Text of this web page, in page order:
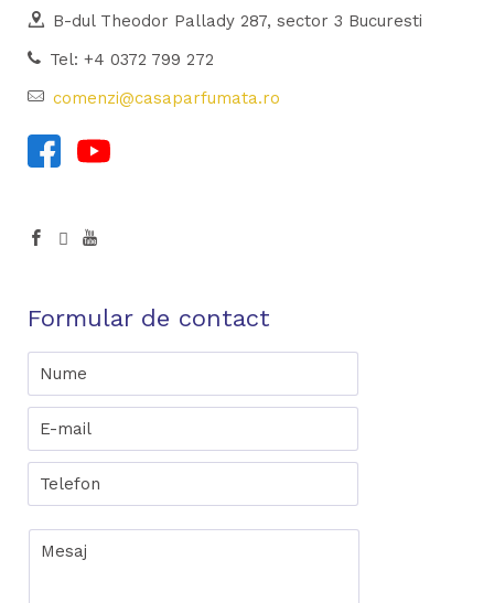
B-dul Theodor Pallady 287, sector 3 Bucuresti
Tel: +4 0372 799 272
comenzi@casaparfumata.ro
Formular de contact